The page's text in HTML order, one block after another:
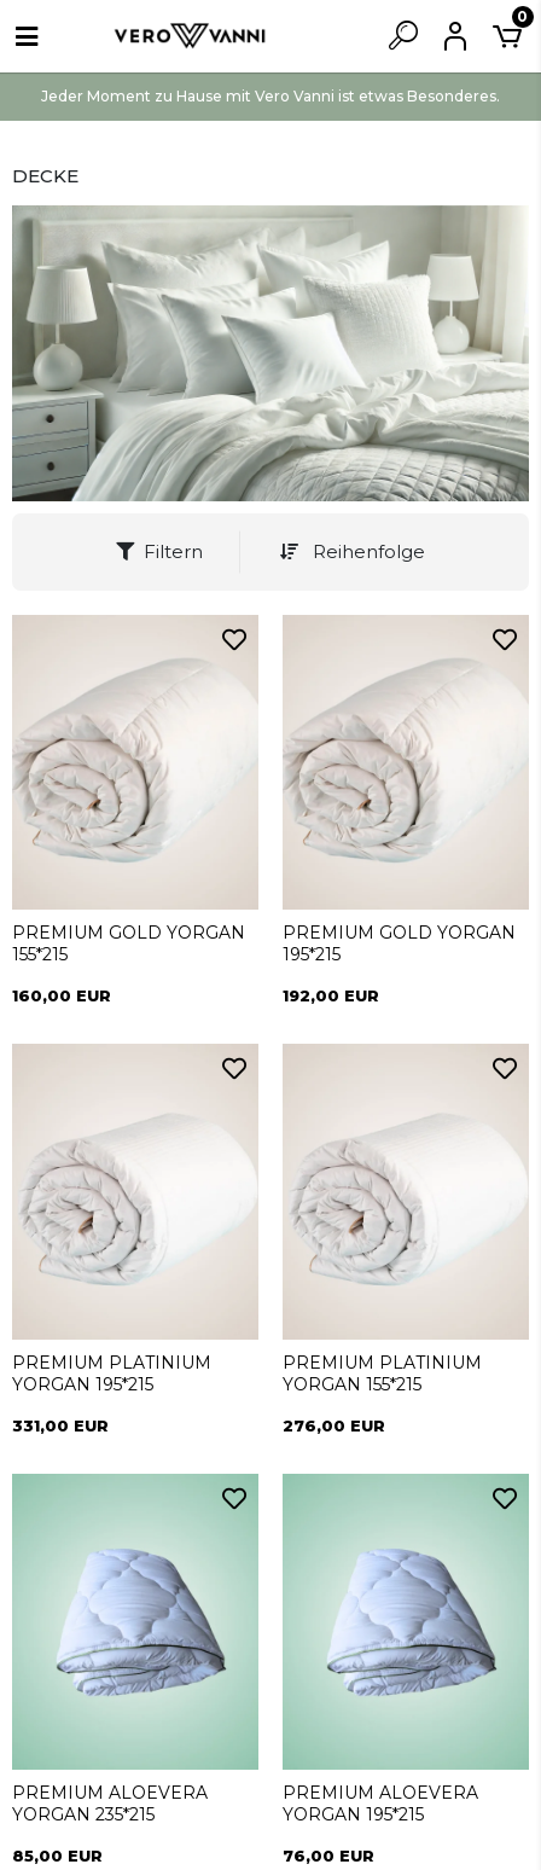
Jeder Moment zu Hause mit Vero Vanni ist etwas Besonderes.
0
DECKE
Filtern Reihenfolge
PREMIUM GOLD YORGAN
155*215
160,00 EUR
PREMIUM GOLD YORGAN
195*215
192,00 EUR
PREMIUM PLATINIUM
YORGAN 195*215
331,00 EUR
PREMIUM PLATINIUM
YORGAN 155*215
276,00 EUR
PREMIUM ALOEVERA
YORGAN 235*215
85,00 EUR
PREMIUM ALOEVERA
YORGAN 195*215
76,00 EUR